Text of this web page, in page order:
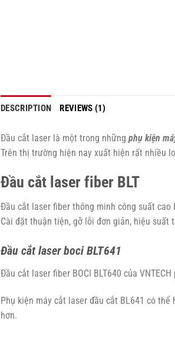
DESCRIPTION REVIEWS (1)
Đầu cắt laser là một trong những phụ kiện
Trên thị trường hiện nay xuất hiện rất nhiều
Đầu cắt laser fiber BLT
Đầu cắt laser fiber thông minh công suất
Cài đặt thuận tiện, gỡ lỗi đơn giản, hiệu
Đầu cắt laser boci BLT641
Đầu cắt laser fiber BOCI BLT640 của
Phụ kiện máy cắt laser đầu cắt BL641 có
hơn.